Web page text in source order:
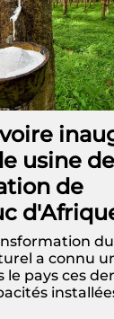
usine de
de
du
a connu
le pays ces